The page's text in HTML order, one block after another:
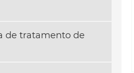
de tratamento de